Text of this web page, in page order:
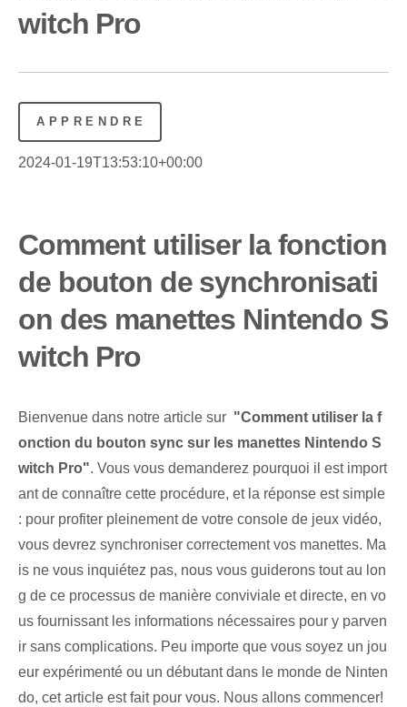
witch Pro
APPRENDRE
2024-01-19T13:53:10+00:00
Comment utiliser la fonction
de bouton de synchronisati
on des manettes Nintendo S
witch Pro
Bienvenue dans notre article sur ⁤ "Comment utiliser la f
onction du bouton ‌sync sur les manettes Nintendo S
witch Pro". Vous vous demanderez pourquoi il est import
ant de connaître cette procédure, et la réponse est simple
: pour profiter pleinement de votre console de jeux vidéo,
vous devrez synchroniser correctement vos manettes. Ma
is ne vous inquiétez pas, nous vous guiderons tout au lon
g de ce processus de manière conviviale et directe, en vo
us fournissant les informations nécessaires pour y parven
ir sans complications. ⁢Peu importe que vous soyez un jou
eur expérimenté ou un débutant dans le monde de Ninten
do, cet article est fait pour vous. Nous allons commencer!